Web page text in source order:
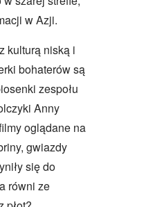
w Azji.
kulturą niską i
bohaterów są
zespołu
Anny
oglądane na
gwiazdy
się do
równi ze